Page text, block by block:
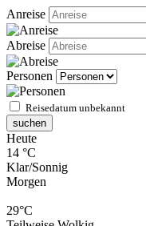
Anreise
Abreise
Personen
Reisedatum unbekannt
suchen
Heute
14 °C
Klar/Sonnig
Morgen
29°C